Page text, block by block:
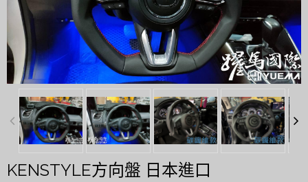
KENSTYLE方向盤 日本進口